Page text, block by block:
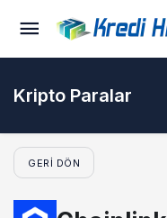
Kripto Paralar
GERI DÖN